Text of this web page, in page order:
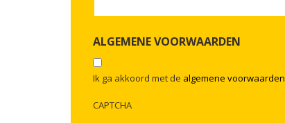
ALGEMENE VOORWAARDEN
Ik ga akkoord met de algemene voorwaarden
CAPTCHA